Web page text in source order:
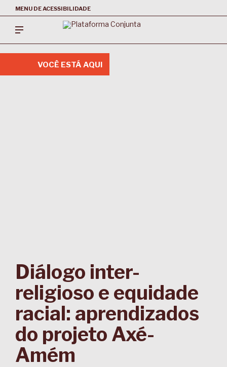
MENU DE ACESSIBILIDADE
VOCÊ ESTÁ AQUI
Diálogo inter-
religioso e equidade
racial: aprendizados
do projeto Axé-
Amém